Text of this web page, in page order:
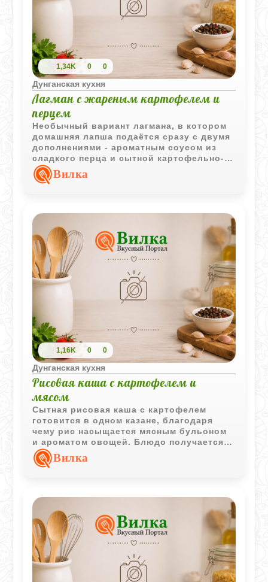
1,34K 0 0
Дунганская кухня
Лагман с жареным картофелем и
перцем
Необычный вариант лагмана, в котором
домашняя лапша подаётся сразу с двумя
дополнениями - ароматным соусом из
сладкого перца и сытной картофельно-
мясной подливой. Такое сочетание
делает блюдо особенно насыщенным и
Вилка
1,16K 0 0
Дунганская кухня
Рисовая каша с картофелем и
мясом
Сытная рисовая каша с картофелем
готовится в одном казане, благодаря
чему рис насыщается мясным бульоном
и ароматом овощей. Блюдо получается
мягким, согревающим и особенно
подходит для домашнего обеда.
Вилка